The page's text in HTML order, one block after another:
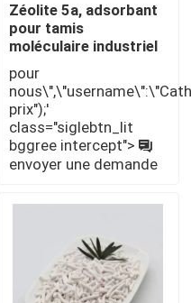
Zéolite 5a, adsorbant
pour tamis
moléculaire industriel
pour
prix");'
class="siglebtn_lit
bggree intercept">
envoyer une demande